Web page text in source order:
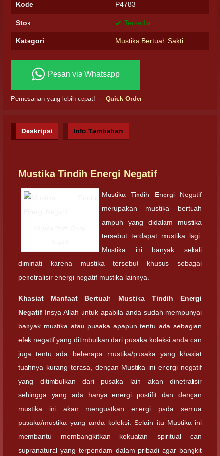
Kode P4783
Stok Tersedia
Kategori Mustika Bertuah Sakti
Pesan via Whatsapp
Pemesanan yang lebih cepat! Quick Order
Deskripsi Info Tambahan
Mustika Tindih Energi Negatif
Mustika Tindih Energi Negatif
merupakan mustika bertuah
ampuh yang didalam mustika
tersebut terdapat mustika lagi.
Mustika ini banyak sekali
diminati karena mustika tersebut khusus sebagai
penetralisir energi negatif mustika lainnya.
Khasiat Manfaat Bertuah Mustika Tindih Energi
Negatif Insya Allah untuk apabila anda sudah mempunyai
banyak mustika atau pusaka apapun tentu ada sebagian
efek negatif yang ditimbulkan dari pusaka koleksi anda dan
juga tentu ada beberapa mustika/pusaka yang khasiat
tuahnya kurang terasa, dengan Mustika ini energi negatif
yang ditimbulkan dari pusaka lain akan dinetralisir
sehingga yang ada hanya energi postifit dan dengan
mustika ini akan menguatkan energi pada semua
pusaka/mustika yang anda koleksi. Selain itu Mustika ini
membantu membangkitkan kekuatan spiritual dan
supranatural yang terpendam dalam pribadi agar bangkit